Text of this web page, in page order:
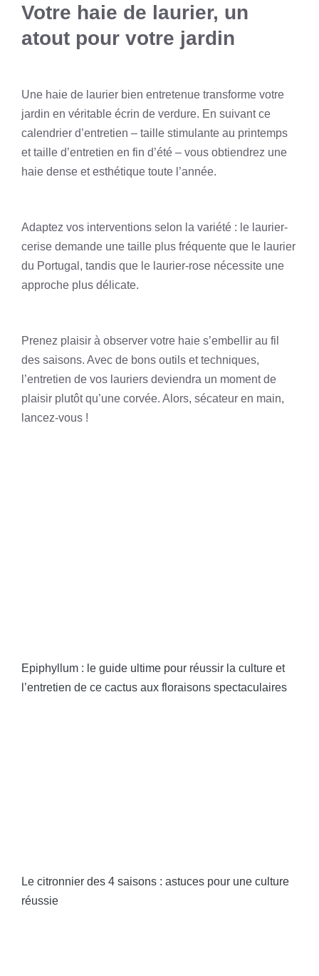
Votre haie de laurier, un
atout pour votre jardin
Une haie de laurier bien entretenue transforme votre
jardin en véritable écrin de verdure. En suivant ce
calendrier d’entretien – taille stimulante au printemps
et taille d’entretien en fin d’été – vous obtiendrez une
haie dense et esthétique toute l’année.
Adaptez vos interventions selon la variété : le laurier-
cerise demande une taille plus fréquente que le laurier
du Portugal, tandis que le laurier-rose nécessite une
approche plus délicate.
Prenez plaisir à observer votre haie s’embellir au fil
des saisons. Avec de bons outils et techniques,
l’entretien de vos lauriers deviendra un moment de
plaisir plutôt qu’une corvée. Alors, sécateur en main,
lancez-vous !
Epiphyllum : le guide ultime pour réussir la culture et
l’entretien de ce cactus aux floraisons spectaculaires
Le citronnier des 4 saisons : astuces pour une culture
réussie